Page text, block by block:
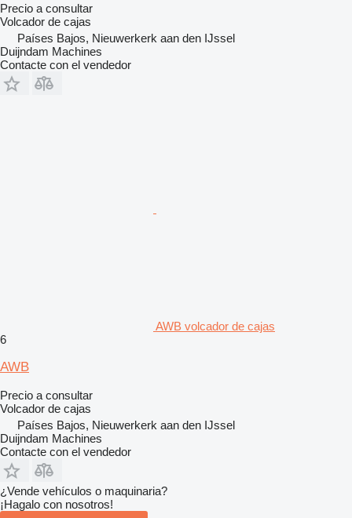
Precio a consultar
Volcador de cajas
Países Bajos, Nieuwerkerk aan den IJssel
Duijndam Machines
Contacte con el vendedor
AWB volcador de cajas
6
AWB
Precio a consultar
Volcador de cajas
Países Bajos, Nieuwerkerk aan den IJssel
Duijndam Machines
Contacte con el vendedor
¿Vende vehículos o maquinaria?
¡Hagalo con nosotros!